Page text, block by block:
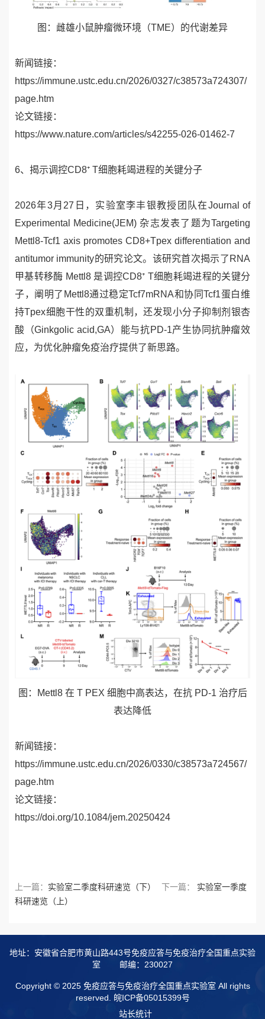
图：雌雄小鼠肿瘤微环境（TME）的代谢差异
新闻链接：
https://immune.ustc.edu.cn/2026/0327/c38573a724307/
page.htm
论文链接：
https://www.nature.com/articles/s42255-026-01462-7
6、 揭示调控CD8⁺ T细胞耗竭进程的关键分子
2026年3月 27 日，实验室李丰银教授团队在Journal of
Experimental Medicine(JEM) 杂志发表了题为Targeting
Mettl8-Tcf1 axis promotes CD8+Tpex differentiation and
antitumor immunity的研究论文。该研究首次揭示了 RNA
甲基转移酶 Mettl8 是调控CD8⁺ T细胞耗竭进程的关键分
子，阐明了 Mettl8通过稳定Tcf7mRNA和协同Tcf1蛋白维
持Tpex细胞干性的双重机制，还发现小分子抑制剂银杏
酸（Ginkgolic acid,GA）能与抗PD-1产生协同抗肿瘤效
应，为优化肿瘤免疫治疗提供了新思路。
图： Mettl8 在 T PEX 细胞中高表达，在抗 PD-1 治疗后
表达降低
新闻链接：
https://immune.ustc.edu.cn/2026/0330/c38573a724567/
page.htm
论文链接：
https://doi.org/10.1084/jem.20250424
上一篇： 实验室二季度科研速览（下） 下一篇：
实验室一季度
科研速览（上）
地址：安徽省合肥市黄山路443号免疫应答与免疫治疗全国重点实验
室
邮编：230027
Copyright © 2025 免疫应答与免疫治疗全国重点实验室 All rights
reserved. 皖ICP备05015399号
站长统计